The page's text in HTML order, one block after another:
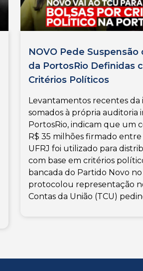
NOVO Pede Suspensão
da PortosRio Definidas
Critérios Políticos
Levantamentos recentes da
somados à própria auditoria
PortosRio, indicam que um
R$ 35 milhões firmado entre
UFRJ foi utilizado para
com base em critérios
bancada do Partido Novo no
protocolou representação
Contas da União (TCU)